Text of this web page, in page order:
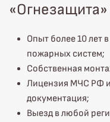
«Огнезащита»
Опыт более 10 лет
пожарных систем;
Собственная
Лицензия МЧС РФ и
документация;
Выезд в любой